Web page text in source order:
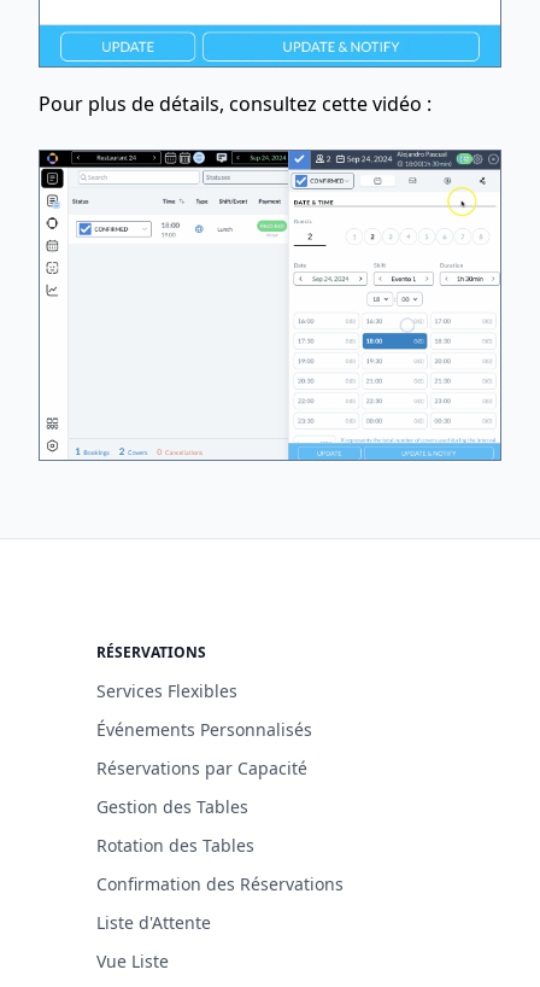
Pour plus de détails, consultez cette vidéo :
RÉSERVATIONS
Services Flexibles
Événements Personnalisés
Réservations par Capacité
Gestion des Tables
Rotation des Tables
Confirmation des Réservations
Liste d'Attente
Vue Liste